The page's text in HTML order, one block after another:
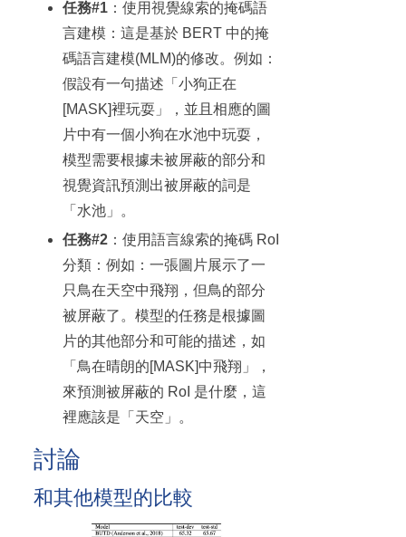
任務#1 ：使用視覺線索的掩碼語
言建模：這是基於 BERT 中的掩
碼語言建模(MLM)的修改。例如：
假設有一句描述「小狗正在
[MASK]裡玩耍」，並且相應的圖
片中有一個小狗在水池中玩耍，
模型需要根據未被屏蔽的部分和
視覺資訊預測出被屏蔽的詞是
「水池」。
任務#2 ：使用語言線索的掩碼 RoI
分類：例如：一張圖片展示了一
只鳥在天空中飛翔，但鳥的部分
被屏蔽了。模型的任務是根據圖
片的其他部分和可能的描述，如
「鳥在晴朗的[MASK]中飛翔」，
來預測被屏蔽的 RoI 是什麼，這
裡應該是「天空」。
討論
和其他模型的比較